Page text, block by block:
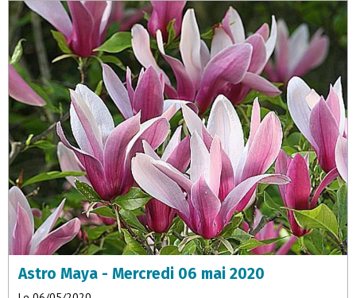
passions et écouter votre voix intérieure. Vous détenez la sagesse
mais elle est trop souvent étouffée par vos désirs.
Astro Maya - Mercredi 06 mai 2020